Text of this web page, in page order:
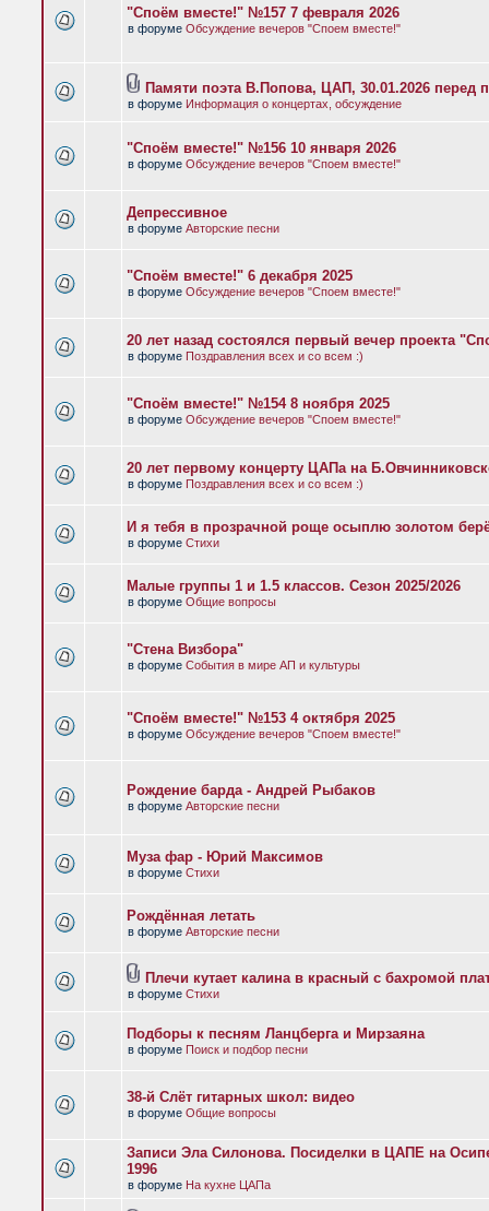
"Споём вместе!" №157 7 февраля 2026
в форуме Обсуждение вечеров "Споем вместе!"
Памяти поэта В.Попова, ЦАП, 30.01.2026 перед
в форуме Информация о концертах, обсуждение
"Споём вместе!" №156 10 января 2026
в форуме Обсуждение вечеров "Споем вместе!"
Депрессивное
в форуме Авторские песни
"Споём вместе!" 6 декабря 2025
в форуме Обсуждение вечеров "Споем вместе!"
20 лет назад состоялся первый вечер проекта
в форуме Поздравления всех и со всем :)
"Споём вместе!" №154 8 ноября 2025
в форуме Обсуждение вечеров "Споем вместе!"
20 лет первому концерту ЦАПа на
в форуме Поздравления всех и со всем :)
И я тебя в прозрачной роще осыплю золотом
в форуме Стихи
Малые группы 1 и 1.5 классов. Сезон 2025/2026
в форуме Общие вопросы
"Стена Визбора"
в форуме События в мире АП и культуры
"Споём вместе!" №153 4 октября 2025
в форуме Обсуждение вечеров "Споем вместе!"
Рождение барда - Андрей Рыбаков
в форуме Авторские песни
Муза фар - Юрий Максимов
в форуме Стихи
Рождённая летать
в форуме Авторские песни
Плечи кутает калина в красный с бахромой
в форуме Стихи
Подборы к песням Ланцберга и Мирзаяна
в форуме Поиск и подбор песни
38-й Слёт гитарных школ: видео
в форуме Общие вопросы
Записи Эла Силонова. Посиделки в ЦАПЕ на
1996
в форуме На кухне ЦАПа